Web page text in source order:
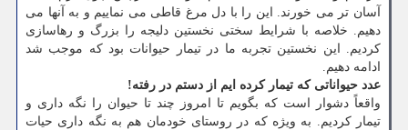
آسان تر می خورند. این را با دل مرغ قاطی می نماییم و به آنها می
دهیم. خلاصه با شرایط سختی نخستین دلیجه را بزرگ و رهاسازی
کردیم. این نخستین تجربه ما در تیمار حیوانات بود که موجب شد
ادامه دهیم.
عدد حیواناتی که تیمار کرده ایم از دستم در رفته!
واقعاً دشوار است که بگویم تا امروز چند تا حیوان را نگه داری و
تیمار کردیم. به ویژه که در روستای خودمان هم به نگه داری حیات